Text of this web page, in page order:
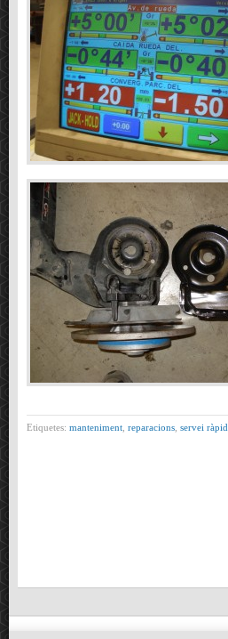
Etiquetes: manteniment reparacions servei ràpid